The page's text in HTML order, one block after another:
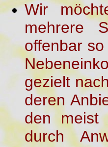
Wir
mehrere
offenbar
gezielt
deren
den meist
durch